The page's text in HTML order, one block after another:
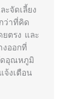
ะจัดเลี้ยง
ว่าที่คิด
ยตรง และ
ออกที่
ดอุณหภูมิ
จ้งเตือน